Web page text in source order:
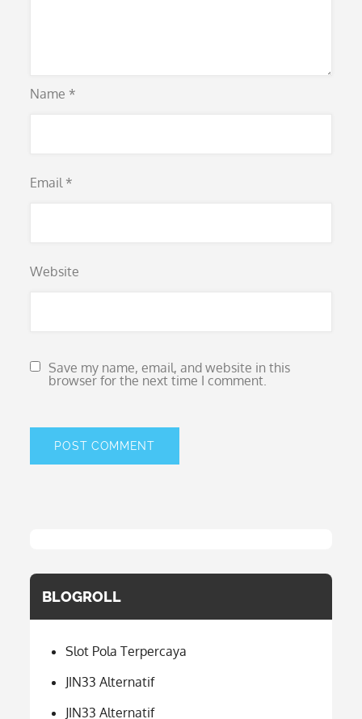
Name *
Email *
Website
Save my name, email, and website in this
browser for the next time I comment.
BLOGROLL
Slot Pola Terpercaya
JIN33 Alternatif
JIN33 Alternatif